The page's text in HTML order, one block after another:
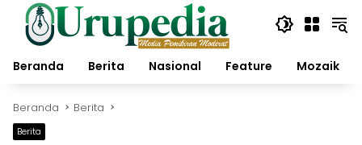
Langsung
konten
Beranda
Berita Nasional Feature Mozaik
Beranda Berita
Berita